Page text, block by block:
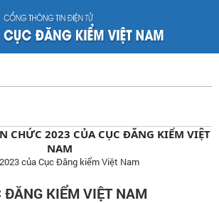
CHỨC 2023 CỦA CỤC ĐĂNG KIỂM VIỆT
NAM
của Cục Đăng kiểm Việt Nam
ĐĂNG KIỂM VIỆT NAM